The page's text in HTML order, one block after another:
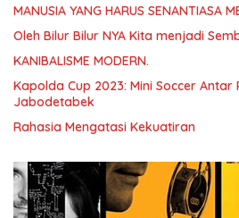
MANUSIA YANG HARUS SENANTIASA
Oleh Bilur Bilur NYA Kita menjadi
KANIBALISME MODERN.
Kapolda Cup 2023: Mini Soccer
Jabodetabek
Rahasia Mengatasi Kekuatiran